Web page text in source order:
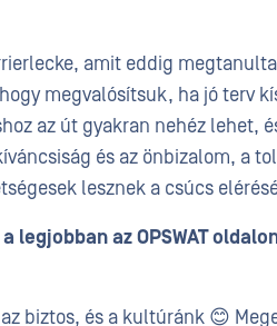
amit eddig
megvalósítsuk, ha jó terv
az út gyakran nehéz lehet,
és az önbizalom, a
lesznek a csúcs
legjobban az OPSWAT
biztos, és a kultúránk 😊